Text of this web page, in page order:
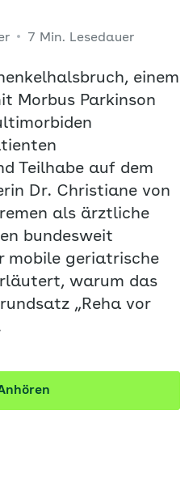
7 Min. Lesedauer
einem
Morbus Parkinson
Teilhabe auf dem
Dr. Christiane von
als ärztliche
bundesweit
mobile geriatrische
warum das
„Reha vor